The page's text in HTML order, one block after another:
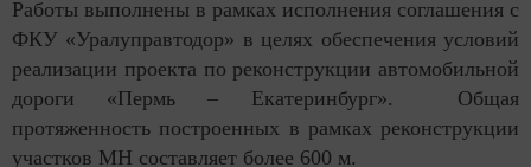
Работы выполнены в рамках исполнения соглашения с
ФКУ «Уралуправтодор» в целях обеспечения условий
реализации проекта по реконструкции автомобильной
дороги «Пермь – Екатеринбург». Общая
протяженность построенных в рамках реконструкции
участков МН составляет более 600 м.